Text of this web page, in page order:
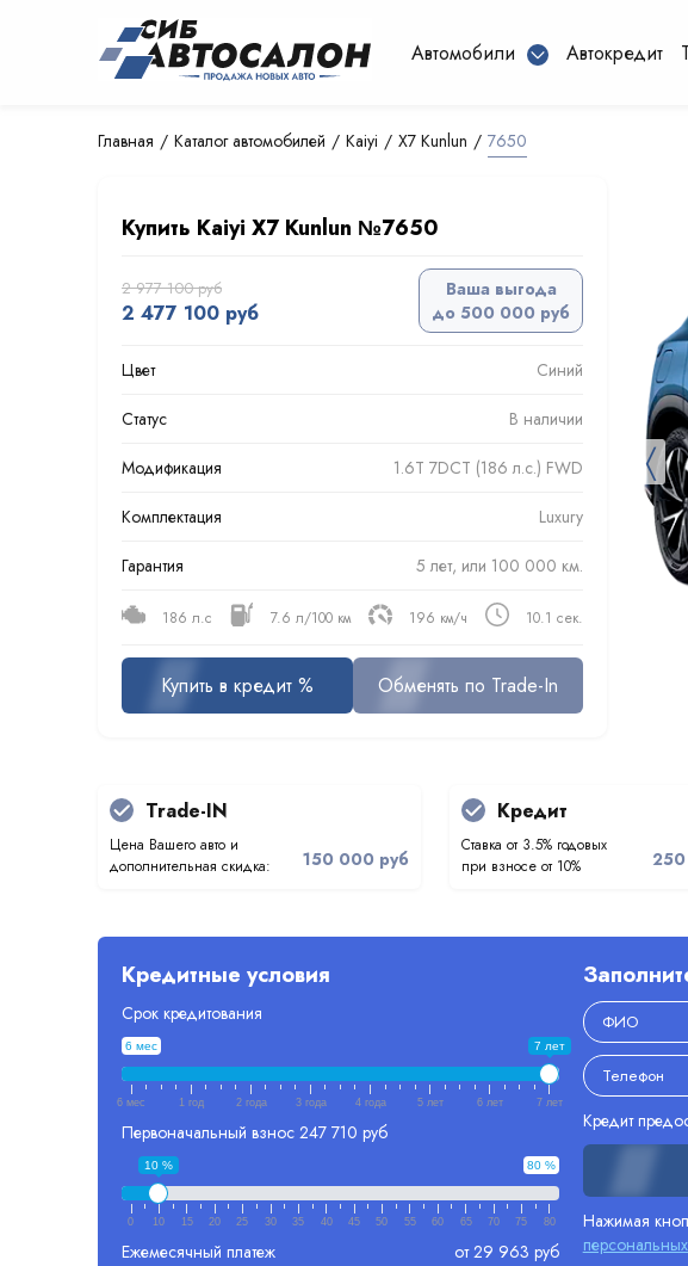
Автомобили Автокредит
Главная Каталог автомобилей Kaiyi X7 Kunlun 7650
Купить Kaiyi X7 Kunlun №7650
2 977 100 руб
2 477 100 руб
Ваша выгода
до 500 000 руб
Цвет Синий
Статус В наличии
Модификация 1.6T 7DCT (186 л.с.) FWD
Комплектация Luxury
Гарантия 5 лет, или 100 000 км.
186 л.с 7.6 л/100 км 196 км/ч 10.1 сек.
Купить в кредит % Обменять по Trade-In
〈
Trade-IN
Цена Вашего авто и
дополнительная скидка:
150 000 руб
Кредит
Ставка от 3.5% годовых
при взносе от 10%
Кредитные условия
Срок кредитования
6 мес 7 лет
6 мес 1 год 2 года 3 года 4 года 5 лет 6 лет 7 лет
Первоначальный взнос 247 710 руб
80 %
10 %
0 10 15 20 25 30 35 40 45 50 55 60 65 70 75 80
Ежемесячный платеж от 29 963 руб
Кредит
Нажимая